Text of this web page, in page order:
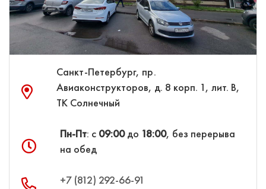
Санкт-Петербург, пр.
Авиаконструкторов, д. 8 корп. 1, лит. В,
ТК Солнечный
Пн-Пт: с 09:00до 18:00, без перерыва
на обед
+7 (812) 292‑66‑91